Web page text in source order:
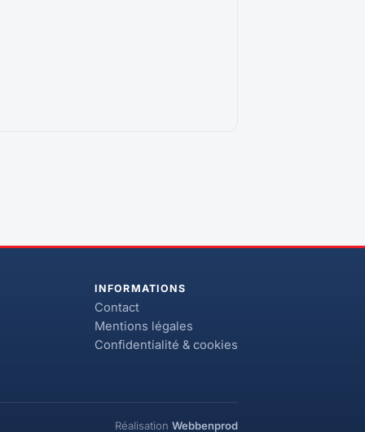
INFORMATIONS
Contact
Mentions légales
Confidentialité & cookies
Réalisation Webbenprod